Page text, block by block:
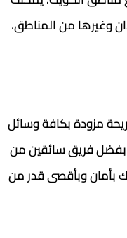
في العدان وغيرها من المناطق،
مزودة بكافة وسائل
بفضل فريق سائقين من
بأمان وبأقصى قدر من